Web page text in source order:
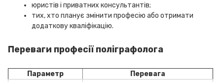
юристів і приватних консультантів;
тих, хто планує змінити професію або отримати
додаткову кваліфікацію.
Переваги професії поліграфолога
Параметр Перевага